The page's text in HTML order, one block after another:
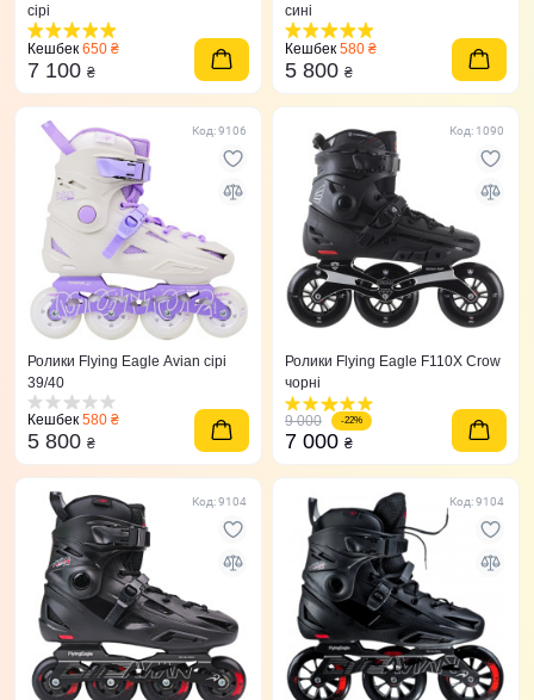
сірі
Кешбек 650 ₴
7 100 ₴
сині
Кешбек 580 ₴
5 800 ₴
Код: 9106
Ролики Flying Eagle Avian сірі
39/40
Кешбек 580 ₴
5 800 ₴
Код: 1090
Ролики Flying Eagle F110X Crow
чорні
9 000 -22%
7 000 ₴
Код: 9104 Код: 9104